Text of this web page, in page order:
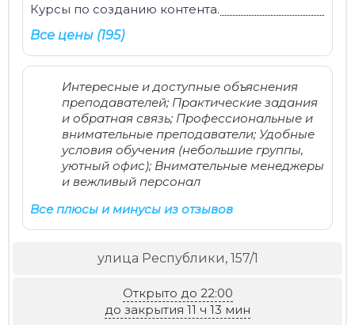
Курсы по созданию контента.
Все цены (195)
Интересные и доступные объяснения
преподавателей; Практические задания
и обратная связь; Профессиональные и
внимательные преподаватели; Удобные
условия обучения (небольшие группы,
уютный офис); Внимательные менеджеры
и вежливый персонал
Все плюсы и минусы из отзывов
улица Республики, 157/1
Открыто до 22:00
до закрытия 11 ч 13 мин